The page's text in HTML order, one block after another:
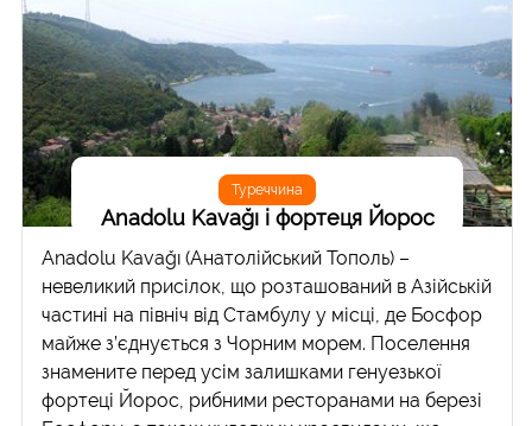
Туреччина
Anadolu Kavağı і фортеця Йорос
Anadolu Kavağı (Анатолійський Тополь) –
невеликий присілок, що розташований в Азійській
частині на північ від Стамбулу у місці, де Босфор
майже з’єднується з Чорним морем. Поселення
знамените перед усім залишками генуезької
фортеці Йорос, рибними ресторанами на березі